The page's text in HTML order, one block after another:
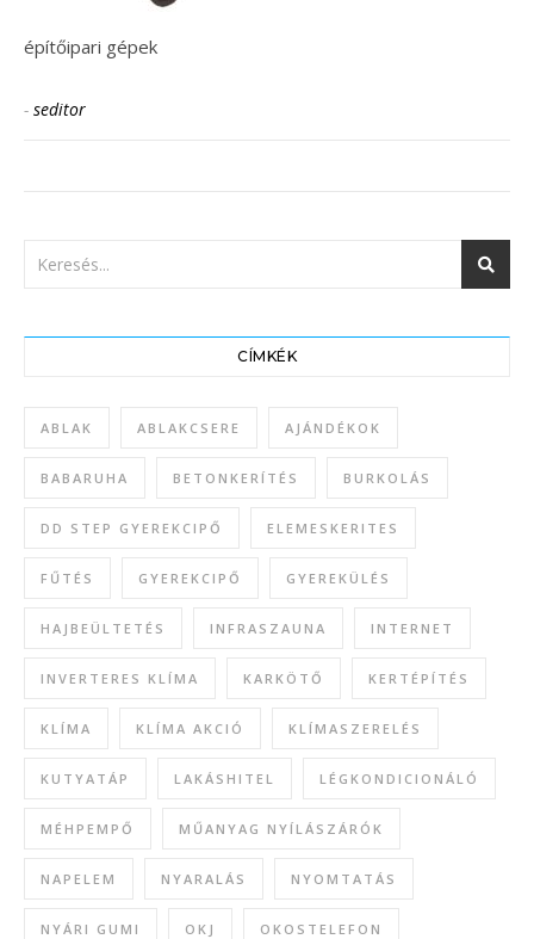
építőipari gépek
- seditor
CÍMKÉK
ABLAK ABLAKCSERE AJÁNDÉKOK
BABARUHA BETONKERÍTÉS BURKOLÁS
DD STEP GYEREKCIPŐ ELEMESKERITES
FŰTÉS GYEREKCIPŐ GYEREKÜLÉS
HAJBEÜLTETÉS INFRASZAUNA INTERNET
INVERTERES KLÍMA KARKÖTŐ KERTÉPÍTÉS
KLÍMA KLÍMA AKCIÓ KLÍMASZERELÉS
KUTYATÁP LAKÁSHITEL LÉGKONDICIONÁLÓ
MÉHPEMPŐ MŰANYAG NYÍLÁSZÁRÓK
NAPELEM NYARALÁS NYOMTATÁS
NYÁRI GUMI OKJ OKOSTELEFON